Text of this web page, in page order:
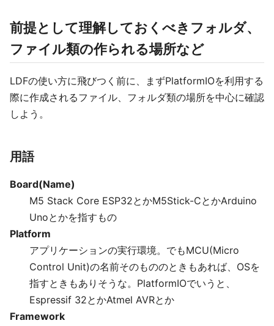
前提として理解しておくべきフォルダ、
ファイル類の作られる場所など
LDFの使い方に飛びつく前に、まずPlatformIOを利用する
際に作成されるファイル、フォルダ類の場所を中心に確認
しよう。
用語
Board(Name)
M5 Stack Core ESP32とかM5Stick-CとかArduino
Unoとかを指すもの
Platform
アプリケーションの実行環境。でもMCU(Micro
Control Unit)の名前そのもののときもあれば、OSを
指すときもありそうな。PlatformIOでいうと、
Espressif 32とかAtmel AVRとか
Framework